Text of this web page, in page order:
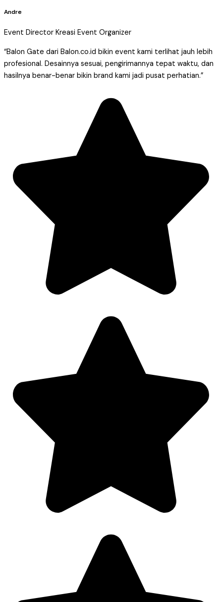
Andre
Event Director Kreasi Event Organizer
“Balon Gate dari Balon.co.id bikin event kami terlihat jauh lebih
profesional. Desainnya sesuai, pengirimannya tepat waktu, dan
hasilnya benar-benar bikin brand kami jadi pusat perhatian.”